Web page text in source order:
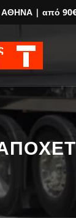
ΑΘΗΝΑ | από